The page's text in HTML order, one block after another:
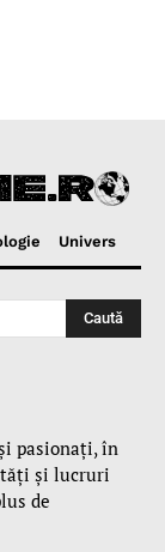
Univers
Caută
pasionaţi, în
şi lucruri
de